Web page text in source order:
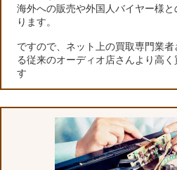
海外への販売や外国人バイヤー様
ります。
ですので、ネット上の買取専門業
る従来のオーディオ店さんより高
す